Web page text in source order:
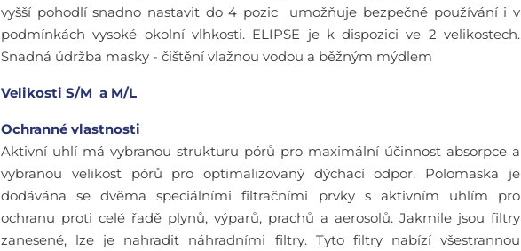
vyšší pohodlí snadno nastavit do 4 pozic umožňuje bezpečné používání i v
podmínkách vysoké okolní vlhkosti. ELIPSE je k dispozici ve 2 velikostech.
Snadná údržba masky - čištění vlažnou vodou a běžným mýdlem
Velikosti S/M a M/L
Ochranné vlastnosti
Aktivní uhlí má vybranou strukturu pórů pro maximální účinnost absorpce a
vybranou velikost pórů pro optimalizovaný dýchací odpor. Polomaska je
dodávána se dvěma speciálními filtračními prvky s aktivním uhlím pro
ochranu proti celé řadě plynů, výparů, prachů a aerosolů. Jakmile jsou filtry
zanesené, lze je nahradit náhradními filtry. Tyto filtry nabízí všestrannou